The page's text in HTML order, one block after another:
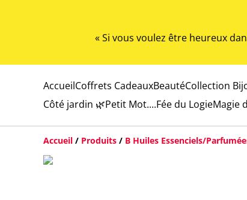
« Si vous voulez être heureux
AccueilCoffrets CadeauxBeautéCollection
Côté jardin 🌿Petit Mot....Fée du LogieMagie
Accueil / Produits / B Huiles Essenciels/